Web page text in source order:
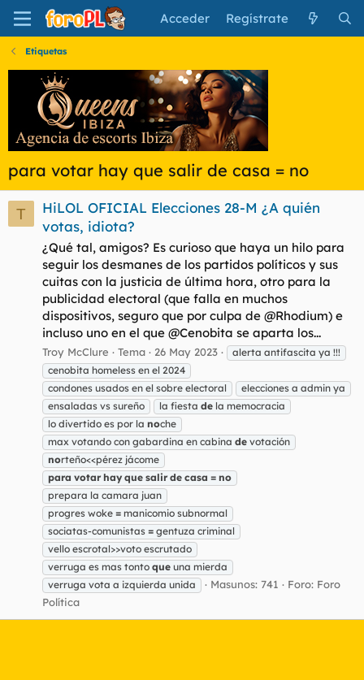
Acceder Regístrate
Etiquetas
para votar hay que salir de casa = no
T
HiLOL OFICIAL Elecciones 28-M ¿A quién
votas, idiota?
¿Qué tal, amigos? Es curioso que haya un hilo para
seguir los desmanes de los partidos políticos y sus
cuitas con la justicia de última hora, otro para la
publicidad electoral (que falla en muchos
dispositivos, seguro que por culpa de @Rhodium) e
incluso uno en el que @Cenobita se aparta los...
Troy McClure Tema 26 May 2023
alerta antifascita ya !!!
cenobita homeless en el 2024
condones usados en el sobre electoral
elecciones a admin ya
ensaladas vs sureño
la fiesta de la memocracia
lo divertido es por la noche
max votando con gabardina en cabina de votación
norteño<<pérez jácome
para votar hay que salir de casa = no
prepara la camara juan
progres woke = manicomio subnormal
sociatas-comunistas = gentuza criminal
vello escrotal>>voto escrutado
verruga es mas tonto que una mierda
verruga vota a izquierda unida
Masunos: 741 Foro: Foro
Política